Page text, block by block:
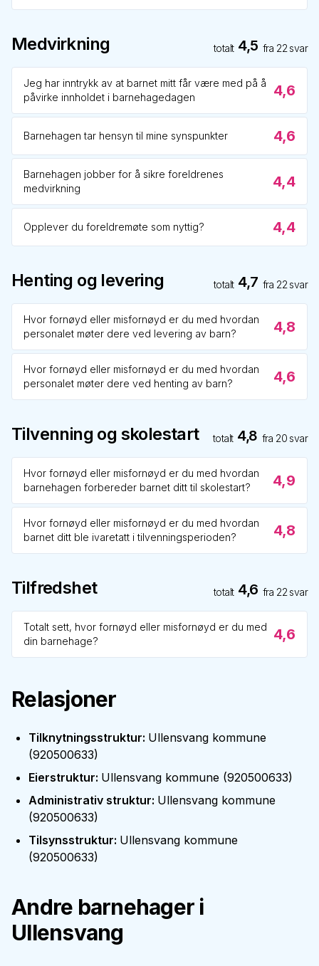
Medvirkning totalt 4,5 fra 22 svar
Jeg har inntrykk av at barnet mitt får være med på å
påvirke innholdet i barnehagedagen
4,6
Barnehagen tar hensyn til mine synspunkter 4,6
Barnehagen jobber for å sikre foreldrenes
medvirkning
4,4
Opplever du foreldremøte som nyttig? 4,4
Henting og levering totalt 4,7 fra 22 svar
Hvor fornøyd eller misfornøyd er du med hvordan
personalet møter dere ved levering av barn?
4,8
Hvor fornøyd eller misfornøyd er du med hvordan
personalet møter dere ved henting av barn?
4,6
Tilvenning og skolestart totalt 4,8 fra 20 svar
Hvor fornøyd eller misfornøyd er du med hvordan
barnehagen forbereder barnet ditt til skolestart?
4,9
Hvor fornøyd eller misfornøyd er du med hvordan
barnet ditt ble ivaretatt i tilvenningsperioden?
4,8
Tilfredshet totalt 4,6 fra 22 svar
Totalt sett, hvor fornøyd eller misfornøyd er du med
din barnehage?
4,6
Relasjoner
Tilknytningsstruktur: Ullensvang kommune
(920500633)
Eierstruktur: Ullensvang kommune (920500633)
Administrativ struktur: Ullensvang kommune
(920500633)
Tilsynsstruktur: Ullensvang kommune
(920500633)
Andre barnehager i
Ullensvang